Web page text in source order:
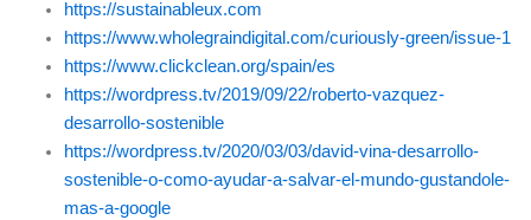
https://sustainableux.com
https://www.wholegraindigital.com/curiously-green/issue-1
https://www.clickclean.org/spain/es
https://wordpress.tv/2019/09/22/roberto-vazquez-
desarrollo-sostenible
https://wordpress.tv/2020/03/03/david-vina-desarrollo-
sostenible-o-como-ayudar-a-salvar-el-mundo-gustandole-
mas-a-google